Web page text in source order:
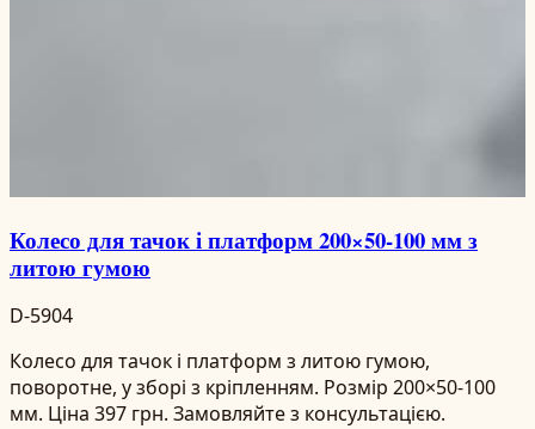
Колесо для тачок і платформ 200×50-100 мм з
литою гумою
D-5904
Колесо для тачок і платформ з литою гумою,
поворотне, у зборі з кріпленням. Розмір 200×50-100
мм. Ціна 397 грн. Замовляйте з консультацією.